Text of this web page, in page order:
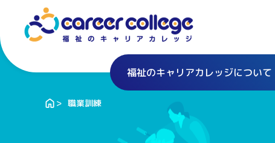
福祉のキャリアカレッジについて
職業訓練